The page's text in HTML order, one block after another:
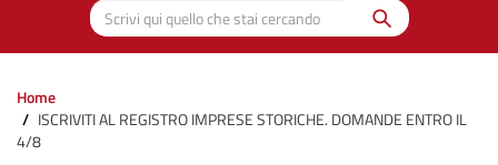
Scrivi qui quello che stai cercando
Cerca
Home
ISCRIVITI AL REGISTRO IMPRESE STORICHE. DOMANDE ENTRO IL
4/8